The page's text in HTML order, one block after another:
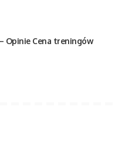
Opinie Cena treningów